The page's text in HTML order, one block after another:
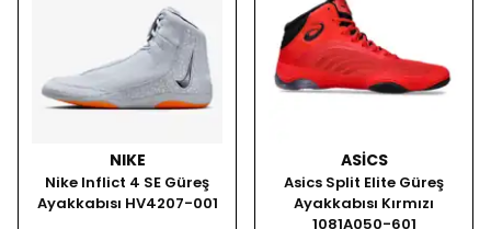
NIKE
Nike Inflict 4 SE Güreş
Ayakkabısı HV4207-001
ASICS
Asics Split Elite Güreş
Ayakkabısı Kırmızı
1081A050-601